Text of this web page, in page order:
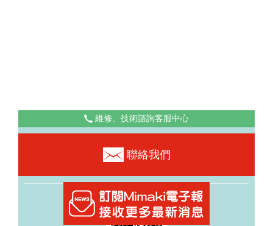
維修、技術諮詢客服中心
0800-530-101
聯絡我們